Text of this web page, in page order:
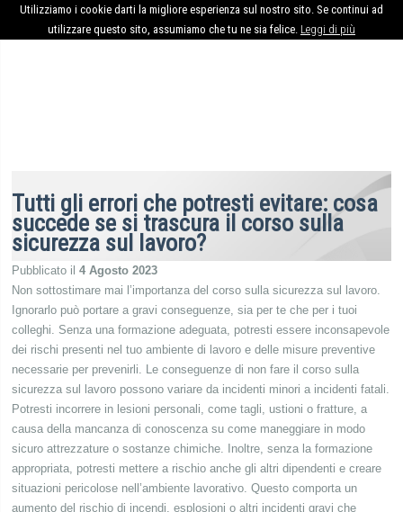
Utilizziamo i cookie darti la migliore esperienza sul nostro sito. Se continui ad
utilizzare questo sito, assumiamo che tu ne sia felice. Leggi di più
Tutti gli errori che potresti evitare: cosa
succede se si trascura il corso sulla
sicurezza sul lavoro?
Pubblicato il 4 Agosto 2023
Non sottostimare mai l’importanza del corso sulla sicurezza sul lavoro.
Ignorarlo può portare a gravi conseguenze, sia per te che per i tuoi
colleghi. Senza una formazione adeguata, potresti essere inconsapevole
dei rischi presenti nel tuo ambiente di lavoro e delle misure preventive
necessarie per prevenirli. Le conseguenze di non fare il corso sulla
sicurezza sul lavoro possono variare da incidenti minori a incidenti fatali.
Potresti incorrere in lesioni personali, come tagli, ustioni o fratture, a
causa della mancanza di conoscenza su come maneggiare in modo
sicuro attrezzature o sostanze chimiche. Inoltre, senza la formazione
appropriata, potresti mettere a rischio anche gli altri dipendenti e creare
situazioni pericolose nell’ambiente lavorativo. Questo comporta un
aumento del rischio di incendi, esplosioni o altri incidenti gravi che